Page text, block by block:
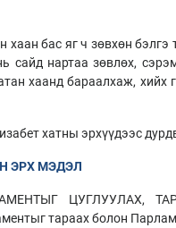
хаан бас яг ч зөвхөн
сайд нартаа зөвлөх,
хаанд бараалхаж, хийх
хатны эрхүүдээс
ЭРХ МЭДЭЛ
ЦУГЛУУЛАХ,
тараах болон